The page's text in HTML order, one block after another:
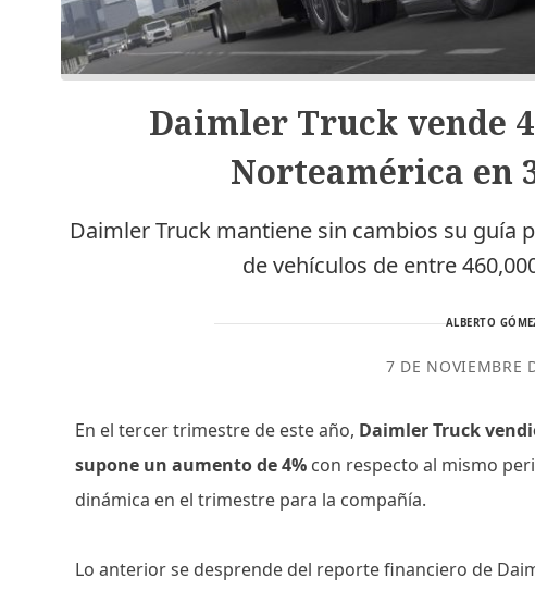
Daimler Truck vende
Norteamérica en
Daimler Truck mantiene sin cambios su guía
de vehículos de entre
ALBERTO
7 DE NOVIEMBRE
En el tercer trimestre de este año, Daimler Truck
supone un aumento de 4% con respecto al mismo
dinámica en el trimestre para la compañía.
Lo anterior se desprende del reporte financiero de